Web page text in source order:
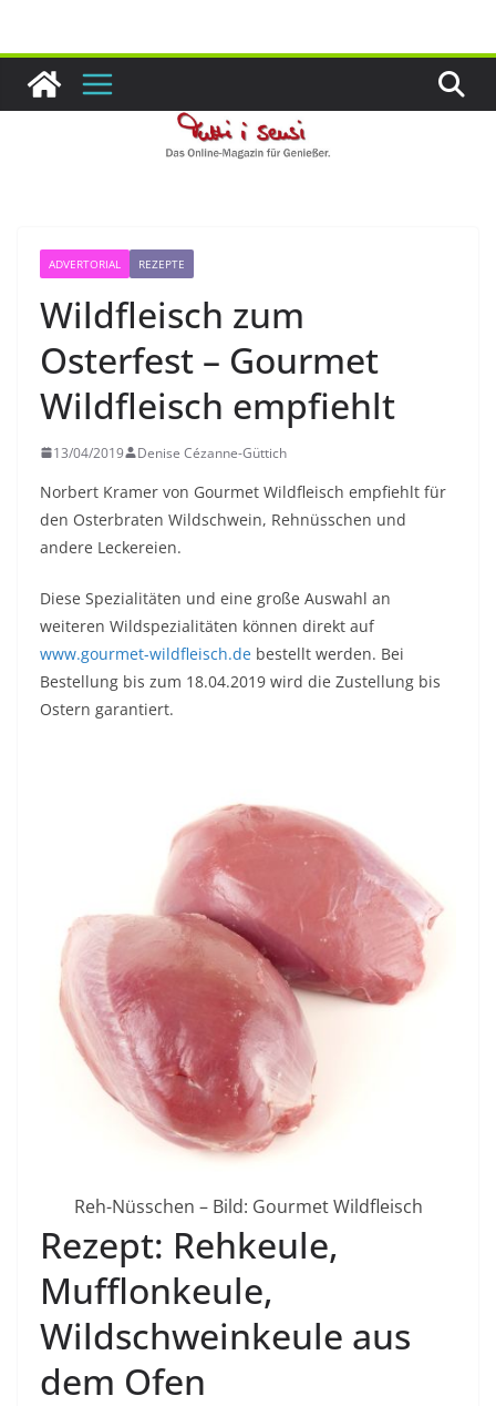
springen
ADVERTORIAL REZEPTE
Wildfleisch zum
Osterfest – Gourmet
Wildfleisch empfiehlt
13/04/2019 Denise Cézanne-Güttich
Norbert Kramer von Gourmet Wildfleisch empfiehlt für
den Osterbraten Wildschwein, Rehnüsschen und
andere Leckereien.
Diese Spezialitäten und eine große Auswahl an
weiteren Wildspezialitäten können direkt auf
www.gourmet-wildfleisch.de bestellt werden. Bei
Bestellung bis zum 18.04.2019 wird die Zustellung bis
Ostern garantiert.
Reh-Nüsschen – Bild: Gourmet Wildfleisch
Rezept: Rehkeule,
Mufflonkeule,
Wildschweinkeule aus
dem Ofen